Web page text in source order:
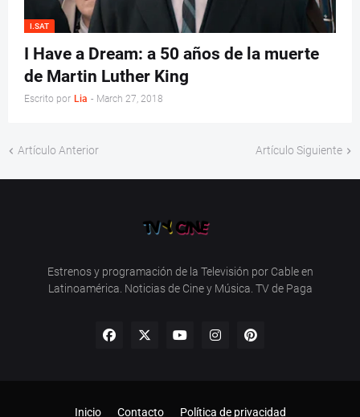
I.SAT
I Have a Dream: a 50 años de la muerte
de Martin Luther King
Escrito por Lia - March 27, 2018
Artículo Anterior Artículo Siguiente
Estrenos y programación de la Televisión por Cable en
Latinoamérica. Noticias de Cine y Música. TV de Paga
Inicio Contacto Política de privacidad